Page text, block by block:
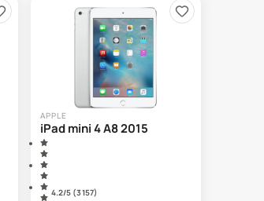
APPLE
iPad mini 4 A8 2015
4.2/5 (3 157)